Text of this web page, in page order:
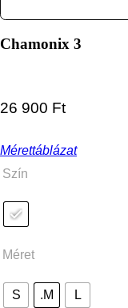
Chamonix 3
26 900 Ft
Mérettáblázat
Szín
Méret
S .M L